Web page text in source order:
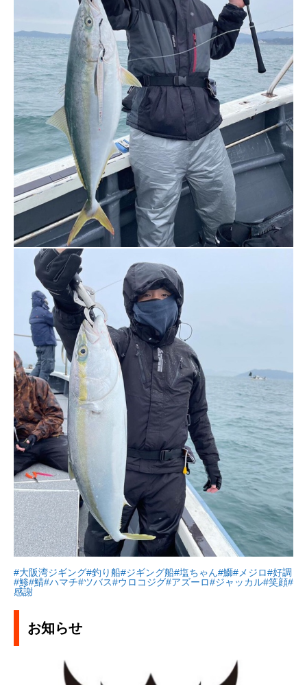
#大阪湾ジギング#釣り船#ジギング船#塩ちゃん#鰤#メジロ#好調
#鯵#鯖#ハマチ#ツバス#ウロコジグ#アズーロ#ジャッカル#笑顔#
感謝
お知らせ